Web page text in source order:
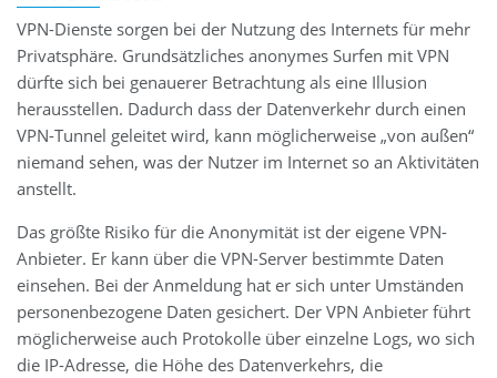
VPN-Dienste sorgen bei der Nutzung des Internets für mehr
Privatsphäre. Grundsätzliches anonymes Surfen mit VPN
dürfte sich bei genauerer Betrachtung als eine Illusion
herausstellen. Dadurch dass der Datenverkehr durch einen
VPN-Tunnel geleitet wird, kann möglicherweise „von außen“
niemand sehen, was der Nutzer im Internet so an Aktivitäten
anstellt.
Das größte Risiko für die Anonymität ist der eigene VPN-
Anbieter. Er kann über die VPN-Server bestimmte Daten
einsehen. Bei der Anmeldung hat er sich unter Umständen
personenbezogene Daten gesichert. Der VPN Anbieter führt
möglicherweise auch Protokolle über einzelne Logs, wo sich
die IP-Adresse, die Höhe des Datenverkehrs, die